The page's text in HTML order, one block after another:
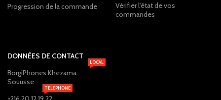
Progression de la commande
Vérifier l'état de vos
commandes
DONNÉES DE CONTACT
BorgiPhones Khezama
Souusse
LOCAL
TELEPHONE